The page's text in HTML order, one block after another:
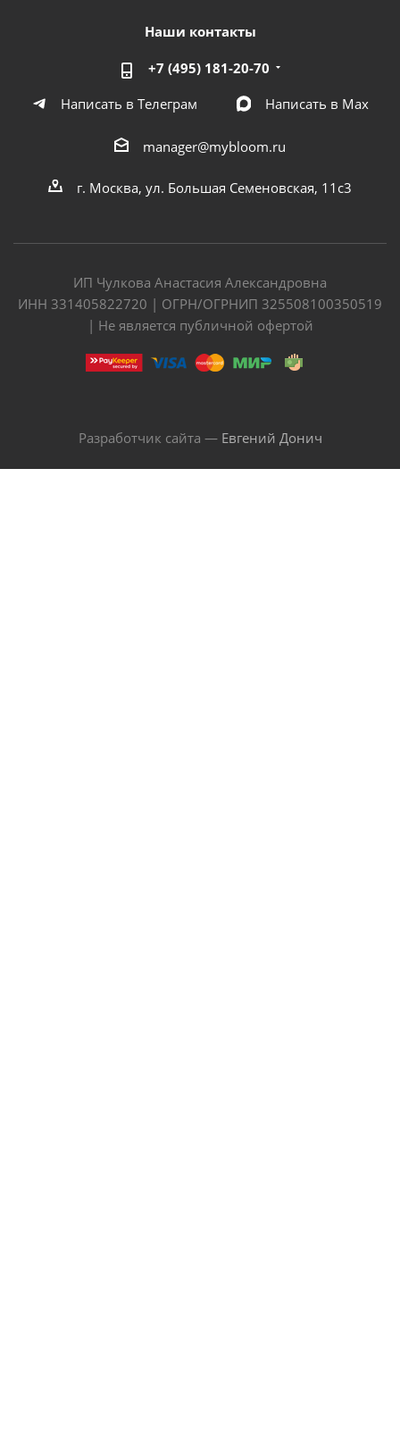
Наши контакты
+7 (495) 181-20-70
Написать в Телеграм
Написать в Мах
manager@mybloom.ru
г. Москва, ул. Большая Семеновская, 11с3
ИП Чулкова Анастасия Александровна
ИНН 331405822720 | ОГРН/ОГРНИП 325508100350519
| Не является публичной офертой
Разработчик сайта — Евгений Донич